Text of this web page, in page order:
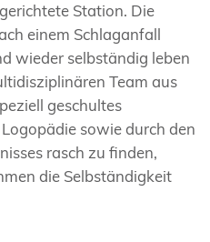
Station. Die
einem Schlaganfall
wieder selbständig leben
Team aus
geschultes
sowie durch den
rasch zu finden,
die Selbständigkeit